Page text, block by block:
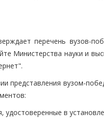
перечень вузов-
Министерства науки и
представления вузом-
удостоверенные в